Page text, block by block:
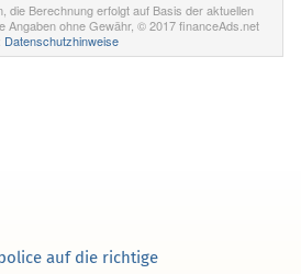
die Berechnung erfolgt auf Basis der aktuellen
Angaben ohne Gewähr, © 2017 financeAds.net
Datenschutzhinweise
auf die richtige